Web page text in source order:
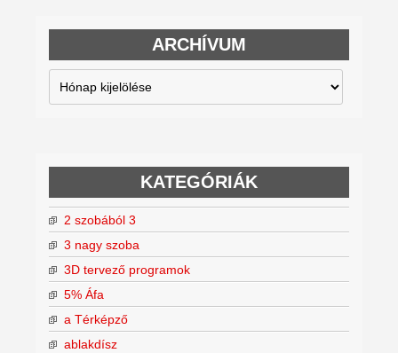
ARCHÍVUM
Archívum
KATEGÓRIÁK
2 szobából 3
3 nagy szoba
3D tervező programok
5% Áfa
a Térképző
ablakdísz